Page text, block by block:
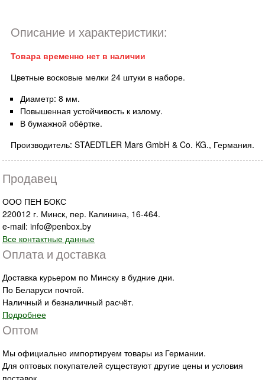
Описание и характеристики:
Товара временно нет в наличии
Цветные восковые мелки 24 штуки в наборе.
Диаметр: 8 мм.
Повышенная устойчивость к излому.
В бумажной обёртке.
Производитель: STAEDTLER Mars GmbH & Co. KG., Германия.
Продавец
ООО ПЕН БОКС
220012 г. Минск, пер. Калинина, 16-464.
e-mail: info@penbox.by
Все контактные данные
Оплата и доставка
Доставка курьером по Минску в будние дни.
По Беларуси почтой.
Наличный и безналичный расчёт.
Подробнее
Оптом
Мы официально импортируем товары из Германии.
Для оптовых покупателей существуют другие цены и условия
поставок.